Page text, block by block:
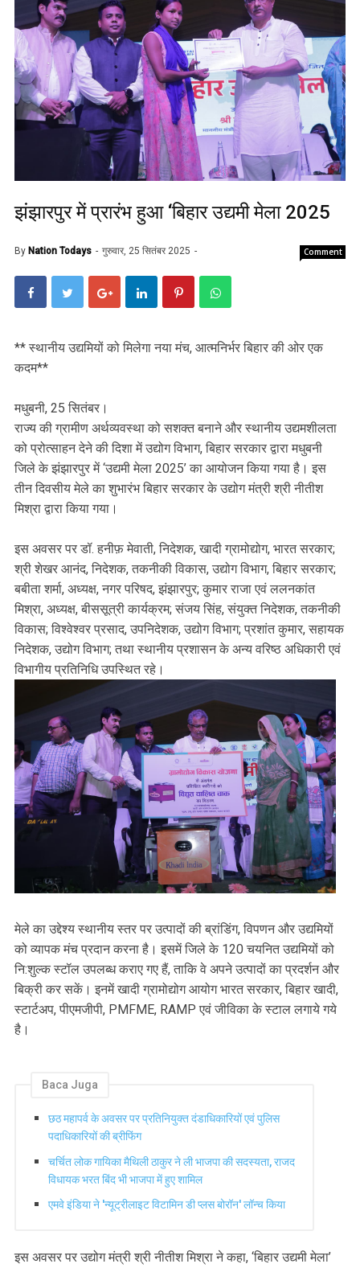
झंझारपुर में प्रारंभ हुआ ‘बिहार उद्यमी मेला 2025
By Nation Todays गुरुवार, 25 सितंबर 2025 Comment
** स्थानीय उद्यमियों को मिलेगा नया मंच, आत्मनिर्भर बिहार की ओर एक
कदम**
मधुबनी, 25 सितंबर।
राज्य की ग्रामीण अर्थव्यवस्था को सशक्त बनाने और स्थानीय उद्यमशीलता
को प्रोत्साहन देने की दिशा में उद्योग विभाग, बिहार सरकार द्वारा मधुबनी
जिले के झंझारपुर में ‘उद्यमी मेला 2025’ का आयोजन किया गया है। इस
तीन दिवसीय मेले का शुभारंभ बिहार सरकार के उद्योग मंत्री श्री नीतीश
मिश्रा द्वारा किया गया।
इस अवसर पर डॉ. हनीफ़ मेवाती, निदेशक, खादी ग्रामोद्योग, भारत सरकार;
श्री शेखर आनंद, निदेशक, तकनीकी विकास, उद्योग विभाग, बिहार सरकार;
बबीता शर्मा, अध्यक्ष, नगर परिषद, झंझारपुर; कुमार राजा एवं ललनकांत
मिश्रा, अध्यक्ष, बीससूत्री कार्यक्रम; संजय सिंह, संयुक्त निदेशक, तकनीकी
विकास; विश्वेश्वर प्रसाद, उपनिदेशक, उद्योग विभाग; प्रशांत कुमार, सहायक
निदेशक, उद्योग विभाग; तथा स्थानीय प्रशासन के अन्य वरिष्ठ अधिकारी एवं
विभागीय प्रतिनिधि उपस्थित रहे।
मेले का उद्देश्य स्थानीय स्तर पर उत्पादों की ब्रांडिंग, विपणन और उद्यमियों
को व्यापक मंच प्रदान करना है। इसमें जिले के 120 चयनित उद्यमियों को
नि:शुल्क स्टॉल उपलब्ध कराए गए हैं, ताकि वे अपने उत्पादों का प्रदर्शन और
बिक्री कर सकें। इनमें खादी ग्रामोद्योग आयोग भारत सरकार, बिहार खादी,
स्टार्टअप, पीएमजीपी, PMFME, RAMP एवं जीविका के स्टाल लगाये गये
है।
Baca Juga
छठ महापर्व के अवसर पर प्रतिनियुक्त दंडाधिकारियों एवं पुलिस
पदाधिकारियों की ब्रीफिंग
चर्चित लोक गायिका मैथिली ठाकुर ने ली भाजपा की सदस्यता, राजद
विधायक भरत बिंद भी भाजपा में हुए शामिल
एमवे इंडिया ने 'न्यूट्रीलाइट विटामिन डी प्लस बोरॉन' लॉन्च किया
इस अवसर पर उद्योग मंत्री श्री नीतीश मिश्रा ने कहा, ‘बिहार उद्यमी मेला’